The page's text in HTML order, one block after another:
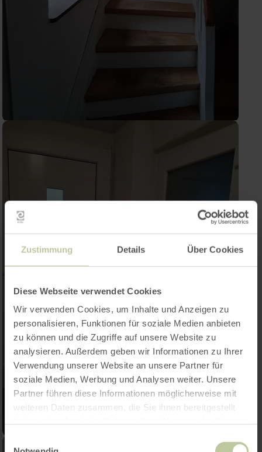
Zustimmung Details Über Cookies
Diese Webseite verwendet Cookies
Wir verwenden Cookies, um Inhalte und Anzeigen zu
personalisieren, Funktionen für soziale Medien anbieten
zu können und die Zugriffe auf unsere Website zu
analysieren. Außerdem geben wir Informationen zu Ihrer
Verwendung unserer Website an unsere Partner für
soziale Medien, Werbung und Analysen weiter. Unsere
Partner führen diese Informationen möglicherweise mit
weiteren Daten zusammen, die Sie ihnen bereitgestellt
Einwilligungsauswahl